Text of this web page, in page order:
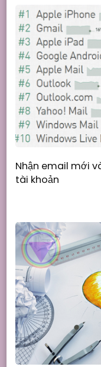
Nhận email mới
tài khoản